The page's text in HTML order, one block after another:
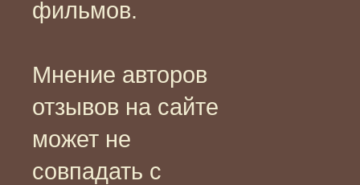
фильмов.
Мнение авторов
отзывов на сайте
может не
совпадать с